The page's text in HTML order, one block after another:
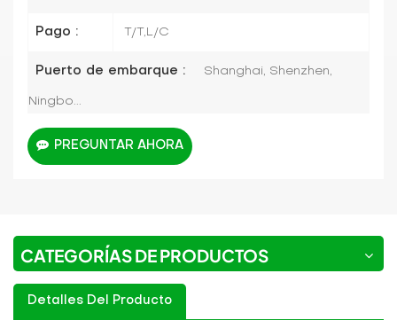
Pago : T/T,L/C
Puerto de embarque : Shanghai, Shenzhen,
Ningbo...
PREGUNTAR AHORA
CATEGORÍAS DE PRODUCTOS
Detalles Del Producto